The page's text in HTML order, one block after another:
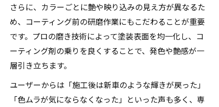
さらに、カラーごとに艶や映り込みの見え方が異なるた
め、コーティング前の研磨作業にもこだわることが重要
です。プロの磨き技術によって塗装表面を均一化し、コ
ーティング剤の乗りを良くすることで、発色や艶感が一
層引き立ちます。
ユーザーからは「施工後は新車のような輝きが戻った」
「色ムラが気にならなくなった」といった声も多く、専